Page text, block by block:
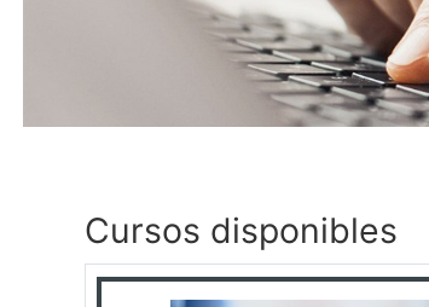
Cursos disponibles